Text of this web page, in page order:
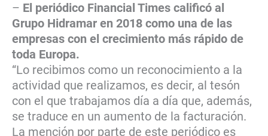
– El periódico Financial Times calificó al
Grupo Hidramar en 2018 como una de las
empresas con el crecimiento más rápido de
toda Europa.
“Lo recibimos como un reconocimiento a la
actividad que realizamos, es decir, al tesón
con el que trabajamos día a día que, además,
se traduce en un aumento de la facturación.
La mención por parte de este periódico es